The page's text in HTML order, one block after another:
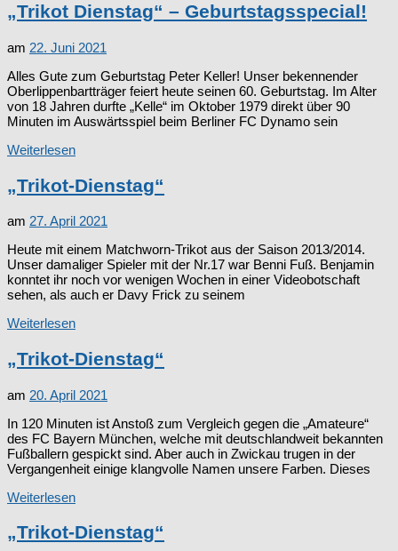
„Trikot Dienstag“ – Geburtstagsspecial!
am 22. Juni 2021
Alles Gute zum Geburtstag Peter Keller! Unser bekennender
Oberlippenbartträger feiert heute seinen 60. Geburtstag. Im Alter
von 18 Jahren durfte „Kelle“ im Oktober 1979 direkt über 90
Minuten im Auswärtsspiel beim Berliner FC Dynamo sein
Weiterlesen
„Trikot-Dienstag“
am 27. April 2021
Heute mit einem Matchworn-Trikot aus der Saison 2013/2014.
Unser damaliger Spieler mit der Nr.17 war Benni Fuß. Benjamin
konntet ihr noch vor wenigen Wochen in einer Videobotschaft
sehen, als auch er Davy Frick zu seinem
Weiterlesen
„Trikot-Dienstag“
am 20. April 2021
In 120 Minuten ist Anstoß zum Vergleich gegen die „Amateure“
des FC Bayern München, welche mit deutschlandweit bekannten
Fußballern gespickt sind. Aber auch in Zwickau trugen in der
Vergangenheit einige klangvolle Namen unsere Farben. Dieses
Weiterlesen
„Trikot-Dienstag“